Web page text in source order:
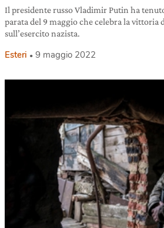
Il presidente russo Vladimir Putin ha
parata del 9 maggio che celebra la vittoria
sull’esercito nazista.
Esteri 9 maggio 2022